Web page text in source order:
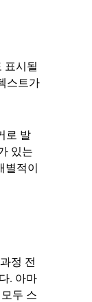
표시될
스트가
로 발
있는
별적이
정 전
. 아마
두 스